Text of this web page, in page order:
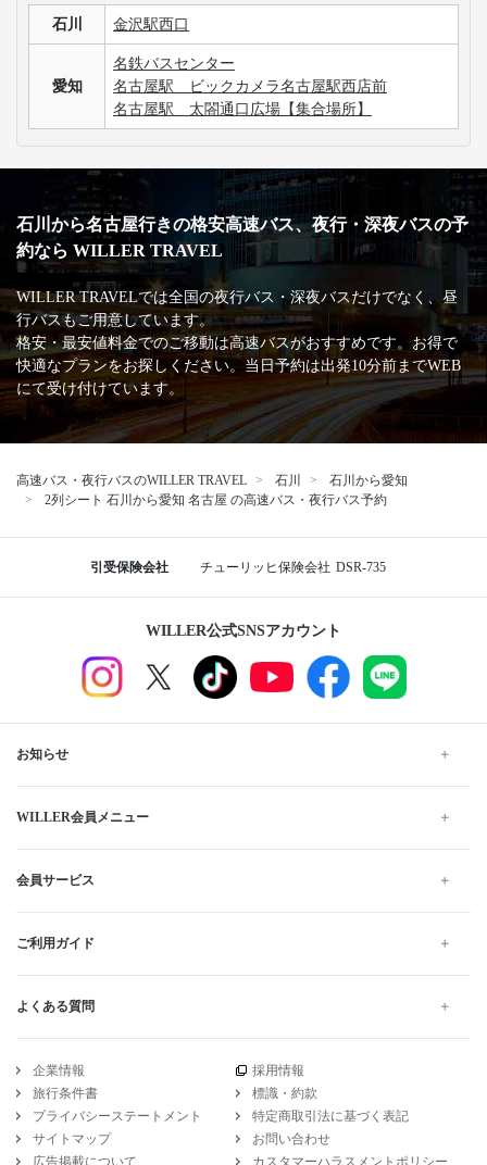
石川 金沢駅西口
愛知
名鉄バスセンター
名古屋駅 ビックカメラ名古屋駅西店前
名古屋駅 太閤通口広場【集合場所】
石川から名古屋行きの格安高速バス、夜行・深夜バスの予
約なら WILLER TRAVEL
WILLER TRAVELでは全国の夜行バス・深夜バスだけでなく、昼
行バスもご用意しています。
格安・最安値料金でのご移動は高速バスがおすすめです。お得で
快適なプランをお探しください。当日予約は出発10分前までWEB
にて受け付けています。
高速バス・夜行バスのWILLER TRAVEL 石川
石川から愛知
2列シート 石川から愛知 名古屋 の高速バス・夜行バス予約
引受保険会社 チューリッヒ保険会社 DSR-735
WILLER公式SNSアカウント
お知らせ
WILLER会員メニュー
会員サービス
ご利用ガイド
よくある質問
企業情報
採用情報
旅行条件書
標識・約款
プライバシーステートメント
特定商取引法に基づく表記
サイトマップ
お問い合わせ
広告掲載について
カスタマーハラスメントポリシー